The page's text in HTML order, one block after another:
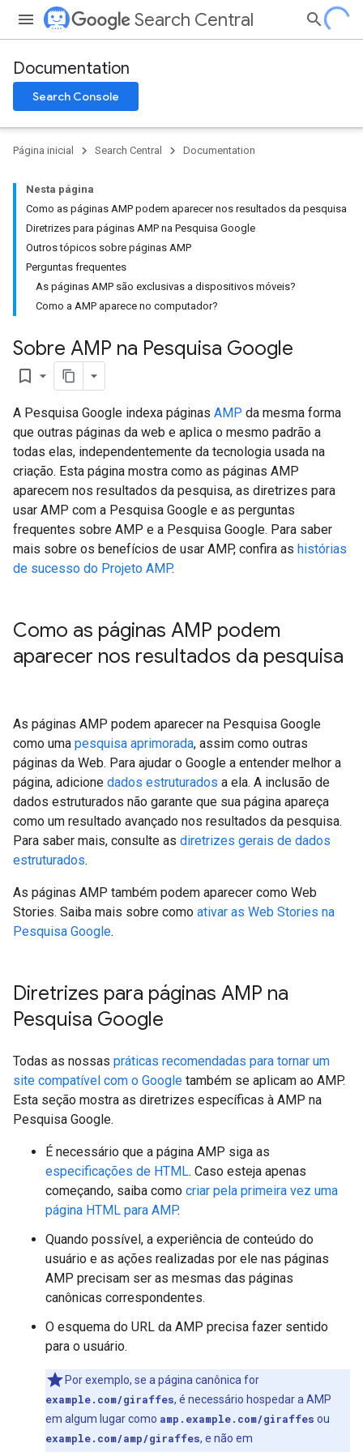
Search Central
Documentation
Search Console
Página inicial Search Central Documentation
Nesta página
Como as páginas AMP podem aparecer nos resultados da pesquisa
Diretrizes para páginas AMP na Pesquisa Google
Outros tópicos sobre páginas AMP
Perguntas frequentes
As páginas AMP são exclusivas a dispositivos móveis?
Como a AMP aparece no computador?
Sobre AMP na Pesquisa Google
bookmark_border
A Pesquisa Google indexa páginas AMP da mesma forma
que outras páginas da web e aplica o mesmo padrão a
todas elas, independentemente da tecnologia usada na
criação. Esta página mostra como as páginas AMP
aparecem nos resultados da pesquisa, as diretrizes para
usar AMP com a Pesquisa Google e as perguntas
frequentes sobre AMP e a Pesquisa Google. Para saber
mais sobre os benefícios de usar AMP, confira as histórias
de sucesso do Projeto AMP.
Como as páginas AMP podem
aparecer nos resultados da pesquisa
As páginas AMP podem aparecer na Pesquisa Google
como uma pesquisa aprimorada, assim como outras
páginas da Web. Para ajudar o Google a entender melhor a
página, adicione dados estruturados a ela. A inclusão de
dados estruturados não garante que sua página apareça
como um resultado avançado nos resultados da pesquisa.
Para saber mais, consulte as diretrizes gerais de dados
estruturados.
As páginas AMP também podem aparecer como Web
Stories. Saiba mais sobre como ativar as Web Stories na
Pesquisa Google.
Diretrizes para páginas AMP na
Pesquisa Google
Todas as nossas práticas recomendadas para tornar um
site compatível com o Google também se aplicam ao AMP.
Esta seção mostra as diretrizes específicas à AMP na
Pesquisa Google.
É necessário que a página AMP siga as
especificações de HTML. Caso esteja apenas
começando, saiba como criar pela primeira vez uma
página HTML para AMP.
Quando possível, a experiência de conteúdo do
usuário e as ações realizadas por ele nas páginas
AMP precisam ser as mesmas das páginas
canônicas correspondentes.
O esquema do URL da AMP precisa fazer sentido
para o usuário.
Por exemplo, se a página canônica for
example.com/giraffes, é necessário hospedar a AMP
em algum lugar como amp.example.com/giraffes ou
example.com/amp/giraffes, e não em